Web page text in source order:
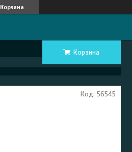
Корзина
Корзина
Код: 56545